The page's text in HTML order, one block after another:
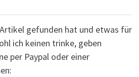
gefunden hat und etwas für
ich keinen trinke, geben
per Paypal oder einer